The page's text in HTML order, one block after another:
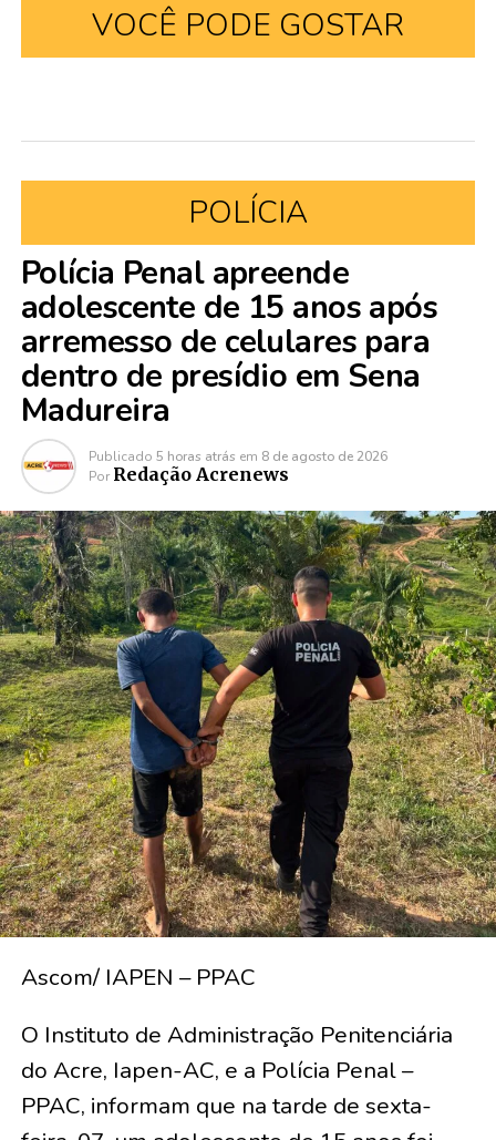
VOCÊ PODE GOSTAR
POLÍCIA
Polícia Penal apreende
adolescente de 15 anos após
arremesso de celulares para
dentro de presídio em Sena
Madureira
Publicado 5 horas atrás em 8 de agosto de 2026
Por Redação Acrenews
Ascom/ IAPEN – PPAC
O Instituto de Administração Penitenciária
do Acre, Iapen-AC, e a Polícia Penal –
PPAC, informam que na tarde de sexta-